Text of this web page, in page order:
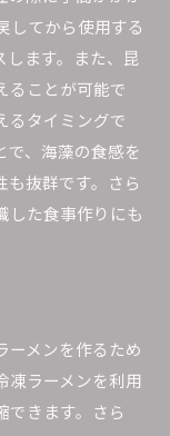
してから使用する
します。また、昆
ることが可能で
るタイミングで
で、海藻の食感を
抜群です。さら
した食事作りにも
ーメンを作るため
凍ラーメンを利用
できます。さら